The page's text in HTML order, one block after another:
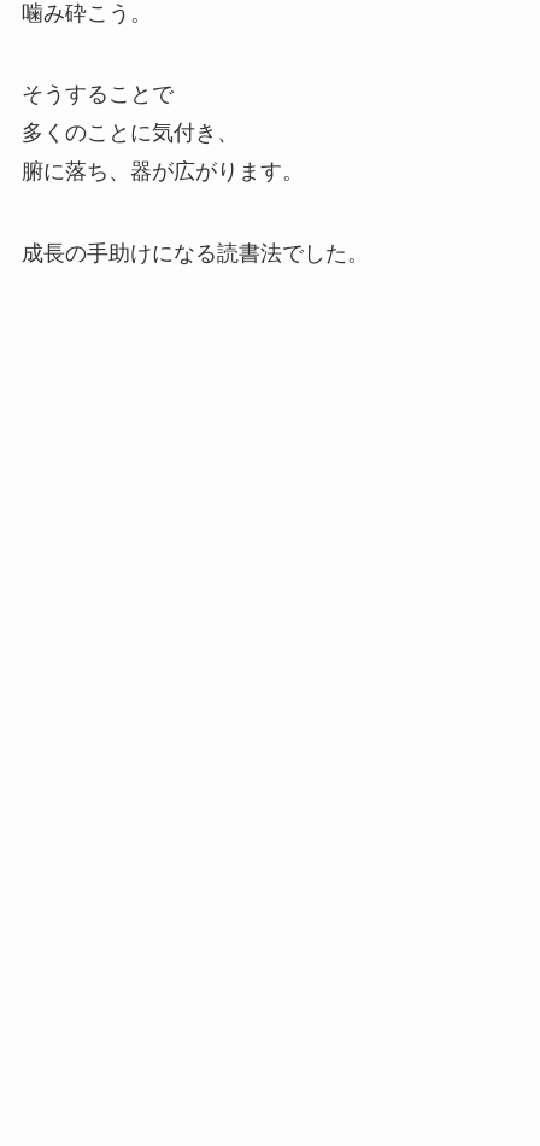
噛み砕こう。
そうすることで
多くのことに気付き、
腑に落ち、器が広がります。
成長の手助けになる読書法でした。